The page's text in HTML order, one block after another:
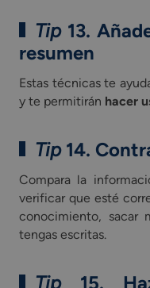
Tip 13.
resumen
Estas técnicas te
y te permitirán hacer
Tip 14.
Compara la
verificar que esté
conocimiento, sacar
tengas escritas.
Tip 15.